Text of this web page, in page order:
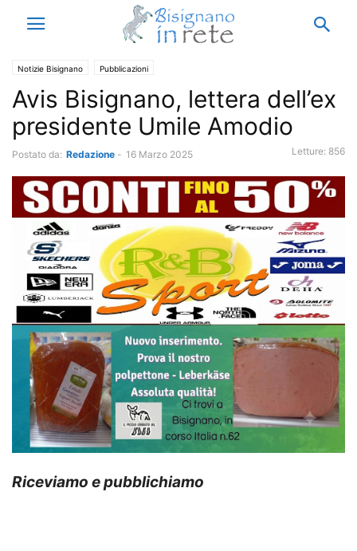
Notizie Bisignano Pubblicazioni
Avis Bisignano, lettera dell’ex
presidente Umile Amodio
Postato da: Redazione - 16 Marzo 2025 Letture: 856
Riceviamo e pubblichiamo